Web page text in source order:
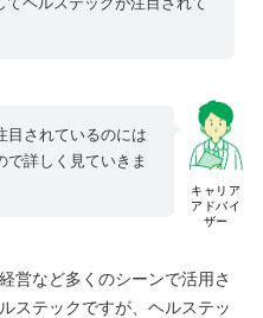
キャリア
アドバイ
ザー
目されているのには
で詳しく見ていきま
営など多くのシーンで活用さ
ステックですが、ヘルステッ